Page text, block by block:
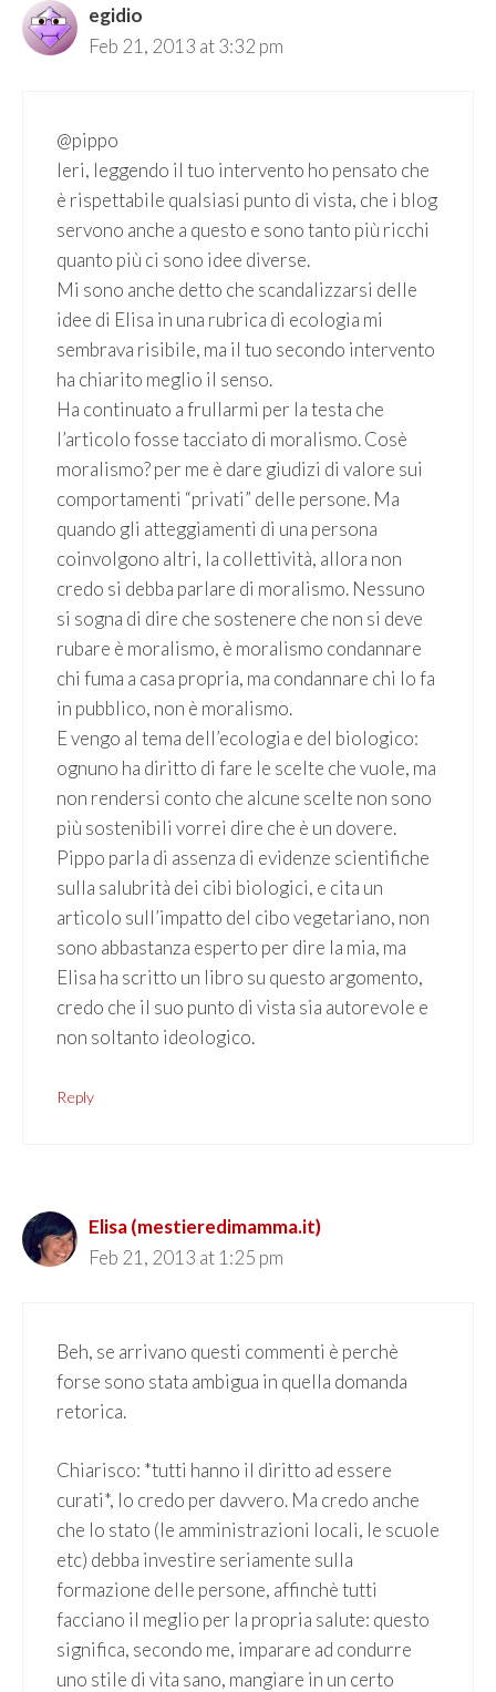
egidio
Feb 21, 2013 at 3:32 pm
@pippo
Ieri, leggendo il tuo intervento ho pensato che
è rispettabile qualsiasi punto di vista, che i blog
servono anche a questo e sono tanto più ricchi
quanto più ci sono idee diverse.
Mi sono anche detto che scandalizzarsi delle
idee di Elisa in una rubrica di ecologia mi
sembrava risibile, ma il tuo secondo intervento
ha chiarito meglio il senso.
Ha continuato a frullarmi per la testa che
l’articolo fosse tacciato di moralismo. Cosè
moralismo? per me è dare giudizi di valore sui
comportamenti “privati” delle persone. Ma
quando gli atteggiamenti di una persona
coinvolgono altri, la collettività, allora non
credo si debba parlare di moralismo. Nessuno
si sogna di dire che sostenere che non si deve
rubare è moralismo, è moralismo condannare
chi fuma a casa propria, ma condannare chi lo fa
in pubblico, non è moralismo.
E vengo al tema dell’ecologia e del biologico:
ognuno ha diritto di fare le scelte che vuole, ma
non rendersi conto che alcune scelte non sono
più sostenibili vorrei dire che è un dovere.
Pippo parla di assenza di evidenze scientifiche
sulla salubrità dei cibi biologici, e cita un
articolo sull’impatto del cibo vegetariano, non
sono abbastanza esperto per dire la mia, ma
Elisa ha scritto un libro su questo argomento,
credo che il suo punto di vista sia autorevole e
non soltanto ideologico.
Reply
Elisa (mestieredimamma.it)
Feb 21, 2013 at 1:25 pm
Beh, se arrivano questi commenti è perchè
forse sono stata ambigua in quella domanda
retorica.
Chiarisco: *tutti hanno il diritto ad essere
curati*, lo credo per davvero. Ma credo anche
che lo stato (le amministrazioni locali, le scuole
etc) debba investire seriamente sulla
formazione delle persone, affinchè tutti
facciano il meglio per la propria salute: questo
significa, secondo me, imparare ad condurre
uno stile di vita sano, mangiare in un certo